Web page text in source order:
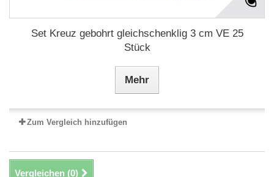
Set Kreuz gebohrt gleichschenklig 3 cm VE 25
Stück
Mehr
Zum Vergleich hinzufügen
Vergleichen (0)